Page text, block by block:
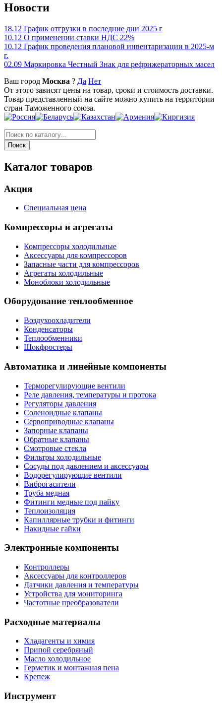
Новости
18.12 График отгрузки в последние дни 2025 г
10.12 О применении ставки НДС 22%
10.12 График проведения плановой инвентаризации в 2025-м
г.
02.09 Маркировка Честный Знак для рефрижераторных масел
Ваш город Москва ? Да Нет
От этого зависят цены на товар, сроки и стоимость доставки.
Товар представленный на сайте можно купить на территории
стран Таможенного союза.
Каталог товаров
Акция
Специальная цена
Компрессоры и агрегаты
Компрессоры холодильные
Аксессуары для компрессоров
Запасные части для компрессоров
Агрегаты холодильные
Моноблоки холодильные
Оборудование теплообменное
Воздухоохладители
Конденсаторы
Теплообменники
Шокфростеры
Автоматика и линейные компоненты
Терморегулирующие вентили
Реле давления, температуры и протока
Регуляторы давления
Соленоидные клапаны
Сервоприводные клапаны
Запорные клапаны
Обратные клапаны
Смотровые стекла
Фильтры холодильные
Сосуды под давлением и аксессуары
Водорегулирующие вентили
Виброгасители
Труба медная
Фитинги медные под пайку
Теплоизоляция
Капиллярные трубки и фитинги
Накидные гайки
Электронные компоненты
Контроллеры
Аксессуары для контроллеров
Датчики давления и температуры
Устройства для мониторинга
Частотные преобразователи
Расходные материалы
Хладагенты и химия
Припой серебряный
Масло холодильное
Герметик и монтажная пена
Крепеж
Инструмент